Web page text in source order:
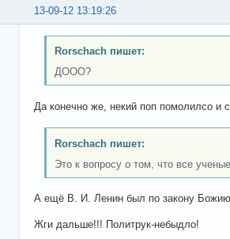
13-09-12 13:19:26
Rorschach пишет:
ДООО?
Да конечно же, некий поп помолилсо и
Rorschach пишет:
Это к вопросу о том, что все
А ещё В. И. Ленин был по закону
Жги дальше!!! Политрук-небыдло!